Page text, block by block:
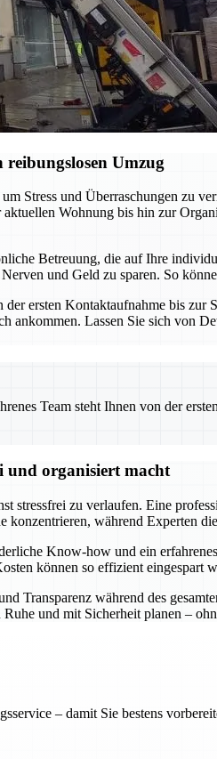
Umzug
Stress und Überraschungen zu
Wohnung bis hin zur
Betreuung, die auf Ihre
und Geld zu sparen. So
ersten Kontaktaufnahme bis
ankommen. Lassen Sie sich von
Team steht Ihnen von der
und organisiert macht
stressfrei zu verlaufen. Eine
konzentrieren, während Experten
Know-how und ein
können so effizient eingespart
Transparenz während des
und mit Sicherheit planen –
– damit Sie bestens